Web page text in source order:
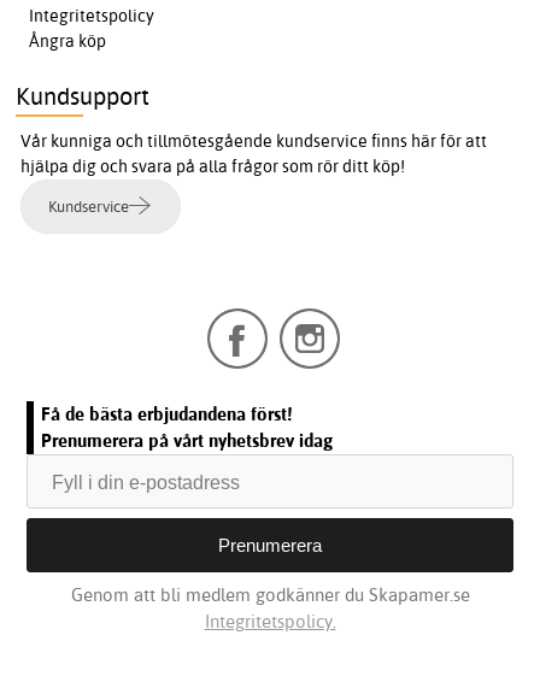
Integritetspolicy
Ångra köp
Kundsupport
Vår kunniga och tillmötesgående kundservice finns här för att
hjälpa dig och svara på alla frågor som rör ditt köp!
Kundservice
Få de bästa erbjudandena först!
Prenumerera på vårt nyhetsbrev idag
Genom att bli medlem godkänner du Skapamer.se
Integritetspolicy.